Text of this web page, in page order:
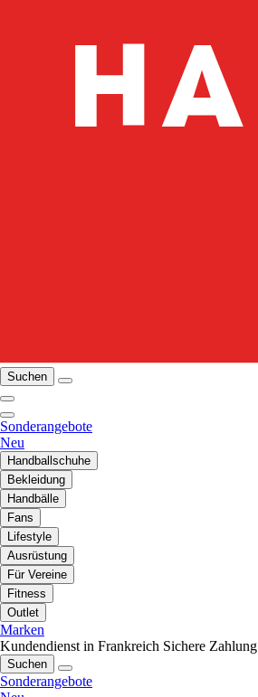
Suchen
Sonderangebote
Neu
Handballschuhe
Bekleidung
Handbälle
Fans
Lifestyle
Ausrüstung
Für Vereine
Fitness
Outlet
Marken
Kundendienst in Frankreich Sichere Zahlung
Suchen
Sonderangebote